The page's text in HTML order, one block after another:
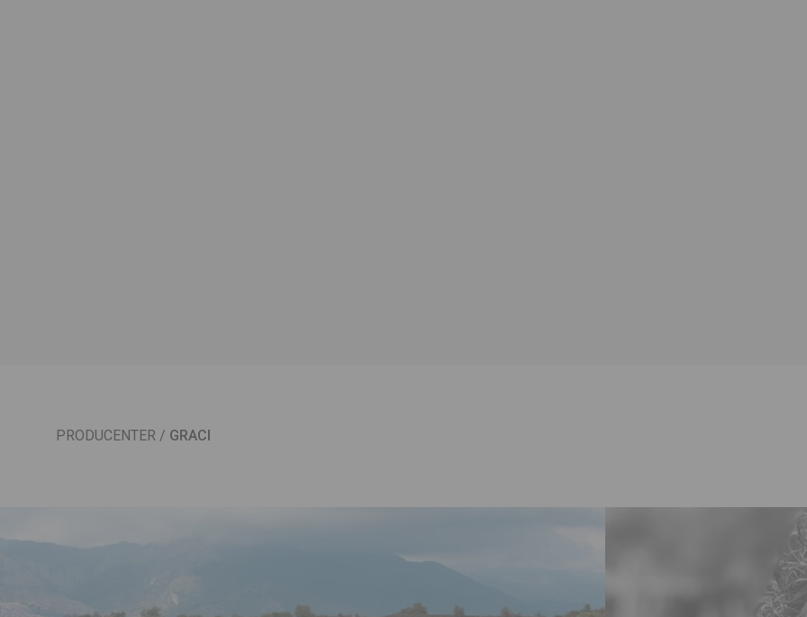
PRODUCENTER / GRACI